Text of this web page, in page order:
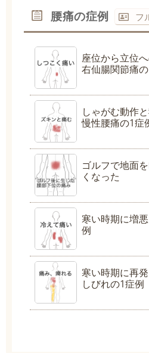
腰痛の症例 フ
座位から立位
右仙腸関節痛
しゃがむ動作
慢性腰痛の1症
ゴルフで地面
くなった
寒い時期に増
例
寒い時期に再
しびれの1症例